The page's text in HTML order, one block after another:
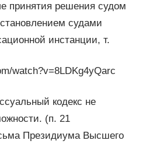
принятия решения судом
судами
инстанции, т.
watch?v=8LDKg4yQarc
кодекс не
(п. 21
Президиума Высшего